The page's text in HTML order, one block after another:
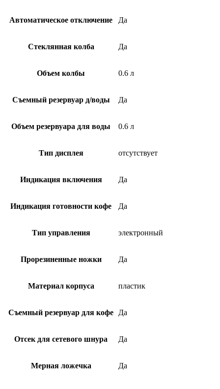
Автоматическое отключение Да
Стеклянная колба Да
Объем колбы 0.6 л
Съемный резервуар д/воды Да
Объем резервуара для воды 0.6 л
Тип дисплея отсутствует
Индикация включения Да
Индикация готовности кофе Да
Тип управления электронный
Прорезиненные ножки Да
Материал корпуса пластик
Съемный резервуар для кофе Да
Отсек для сетевого шнура Да
Мерная ложечка Да